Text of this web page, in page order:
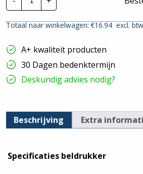
beldrukker
AV1001
Totaal naar winkelwagen: €16.94excl. btw
A+ kwaliteit producten
30 Dagen bedenktermijn
Deskundig advies nodig?
Beschrijving Extra
Specificaties beldrukker